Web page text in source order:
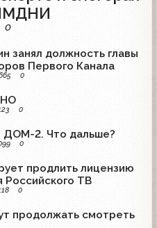
0
занял должность главы
Первого Канала
0
0
ДОМ-2. Что дальше?
0
продлить лицензию
Российского ТВ
0
продолжать смотреть